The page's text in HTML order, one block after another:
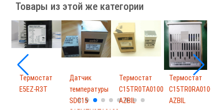
Товары из этой же категории
Термостат
E5EZ-R3T
Датчик
температуры
SDC15
Термостат
C15TR0TA0100
AZBIL
Термостат
C15TR0RA0100
AZBIL